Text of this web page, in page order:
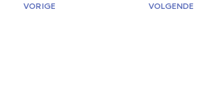
VORIGE VOLGENDE